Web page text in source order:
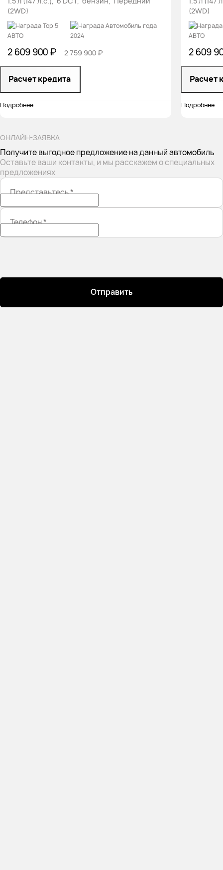
(2WD)
2 609 900 ₽ 2 759 900 ₽
Расчет кредита
Подробнее
(2WD)
2 609
Расчет
Подробнее
ОНЛАЙН-ЗАЯВКА
Получите выгодное предложение на данный автомобиль
Оставьте ваши контакты, и мы расскажем о специальных
предложениях
Представьтесь*
Телефон*
Отправить